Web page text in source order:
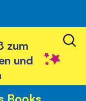
zum
und
Books